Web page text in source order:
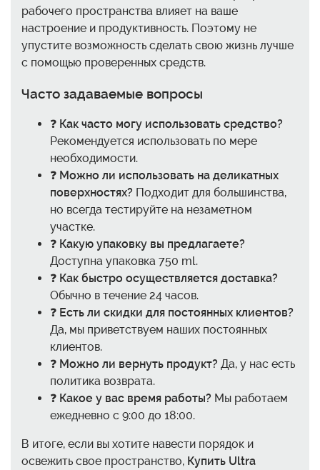
рабочего пространства влияет на ваше
настроение и продуктивность. Поэтому не
упустите возможность сделать свою жизнь лучше
с помощью проверенных средств.
Часто задаваемые вопросы
❓ Как часто могу использовать средство?
Рекомендуется использовать по мере
необходимости.
❓ Можно ли использовать на деликатных
поверхностях? Подходит для большинства,
но всегда тестируйте на незаметном
участке.
❓ Какую упаковку вы предлагаете?
Доступна упаковка 750 ml.
❓ Как быстро осуществляется доставка?
Обычно в течение 24 часов.
❓ Есть ли скидки для постоянных клиентов?
Да, мы приветствуем наших постоянных
клиентов.
❓ Можно ли вернуть продукт? Да, у нас есть
политика возврата.
❓ Какое у вас время работы? Мы работаем
ежедневно с 9:00 до 18:00.
В итоге, если вы хотите навести порядок и
освежить свое пространство, Купить Ultra